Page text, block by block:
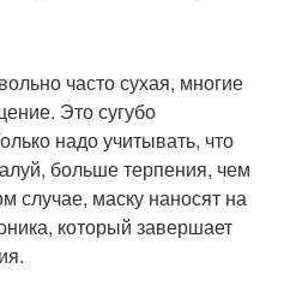
часто сухая, многие
Это сугубо
надо учитывать, что
больше терпения, чем
случае, маску наносят на
который завершает